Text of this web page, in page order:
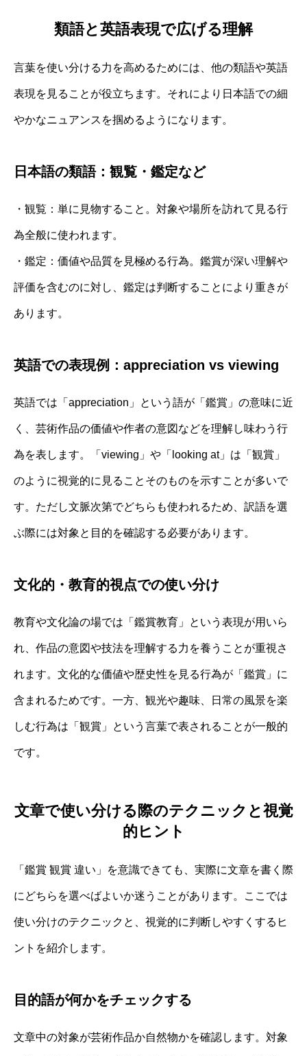
類語と英語表現で広げる理解
言葉を使い分ける力を高めるためには、他の類語や英語
表現を見ることが役立ちます。それにより日本語での細
やかなニュアンスを掴めるようになります。
日本語の類語：観覧・鑑定など
・観覧：単に見物すること。対象や場所を訪れて見る行
為全般に使われます。
・鑑定：価値や品質を見極める行為。鑑賞が深い理解や
評価を含むのに対し、鑑定は判断することにより重きが
あります。
英語での表現例：appreciation vs viewing
英語では「appreciation」という語が「鑑賞」の意味に近
く、芸術作品の価値や作者の意図などを理解し味わう行
為を表します。「viewing」や「looking at」は「観賞」
のように視覚的に見ることそのものを示すことが多いで
す。ただし文脈次第でどちらも使われるため、訳語を選
ぶ際には対象と目的を確認する必要があります。
文化的・教育的視点での使い分け
教育や文化論の場では「鑑賞教育」という表現が用いら
れ、作品の意図や技法を理解する力を養うことが重視さ
れます。文化的な価値や歴史性を見る行為が「鑑賞」に
含まれるためです。一方、観光や趣味、日常の風景を楽
しむ行為は「観賞」という言葉で表されることが一般的
です。
文章で使い分ける際のテクニックと視覚
的ヒント
「鑑賞 観賞 違い」を意識できても、実際に文章を書く際
にどちらを選べばよいか迷うことがあります。ここでは
使い分けのテクニックと、視覚的に判断しやすくするヒ
ントを紹介します。
目的語が何かをチェックする
文章中の対象が芸術作品か自然物かを確認します。対象